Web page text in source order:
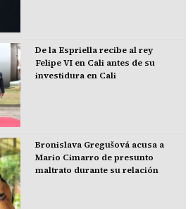
De la Espriella recibe al rey
Felipe VI en Cali antes de su
investidura en Cali
Bronislava Gregušová acusa a
Mario Cimarro de presunto
maltrato durante su relación